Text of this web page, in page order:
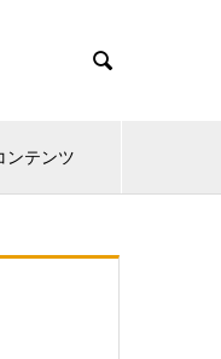

ンテンツ